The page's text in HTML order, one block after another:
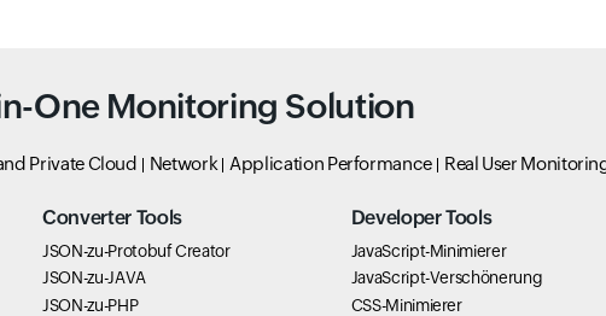
One Monitoring Solution
Private Cloud Network Application Performance Real User
Converter Tools
JSON-zu-Protobuf Creator
JSON-zu-JAVA
JSON-zu-PHP
Developer Tools
JavaScript-Minimierer
JavaScript-Verschönerung
CSS-Minimierer